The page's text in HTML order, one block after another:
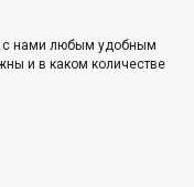
с нами любым удобным
и в каком количестве